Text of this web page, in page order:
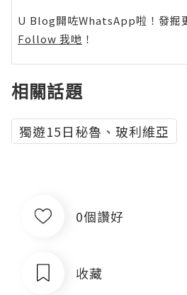
U Blog開咗WhatsApp啦！發掘
Follow 我哋 ！
相關話題
獨遊15日秘魯、玻利維亞
0個讚好
收藏